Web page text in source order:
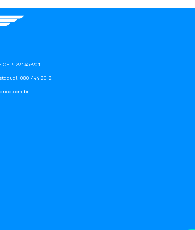
CEP: 29145-901
080.444.20-2